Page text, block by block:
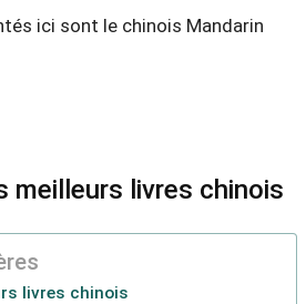
ici sont le chinois Mandarin
meilleurs livres chinois
livres chinois